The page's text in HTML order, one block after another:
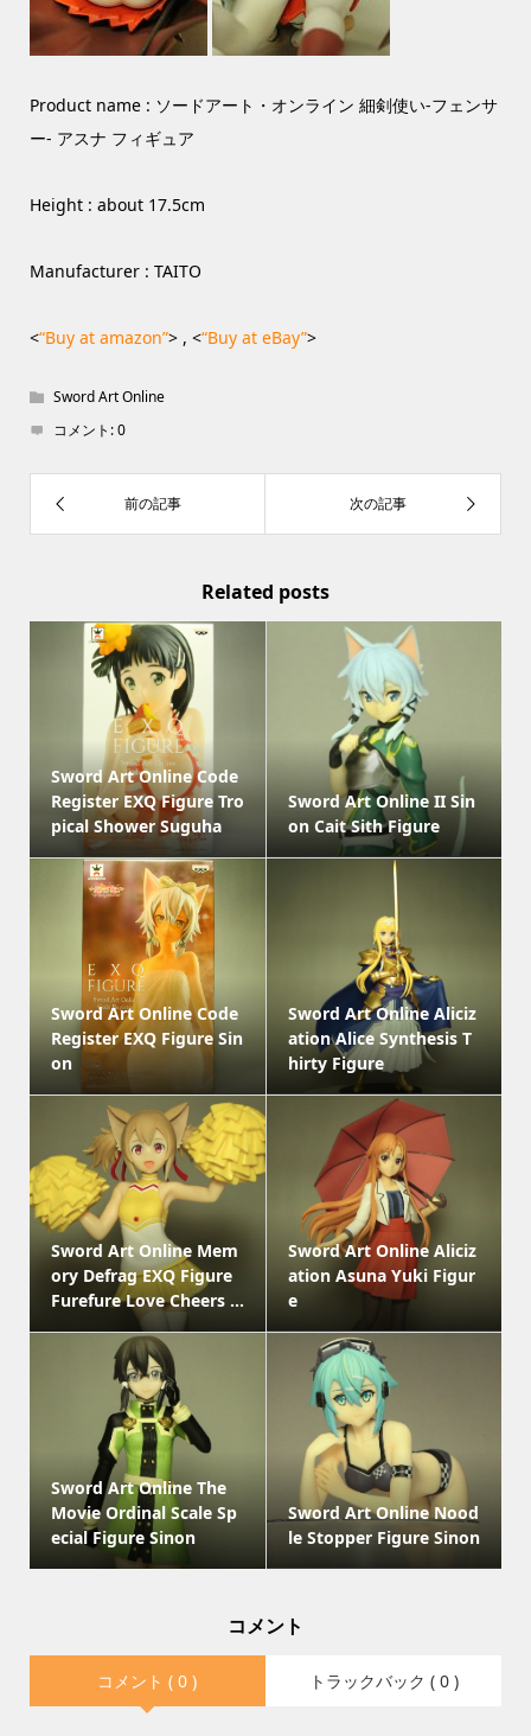
Product name : ソードアート・オンライン 細剣使い-フェンサ
ー- アスナ フィギュア
Height : about 17.5cm
Manufacturer : TAITO
<“Buy at amazon”> , <“Buy at eBay”>
Sword Art Online
コメント:0
Related posts
Sword Art Online Code
Register EXQ Figure Tro
pical Shower Suguha
Sword Art Online II Sin
on Cait Sith Figure
Sword Art Online Code
Register EXQ Figure Sin
on
Sword Art Online Aliciz
ation Alice Synthesis T
hirty Figure
Sword Art Online Mem
ory Defrag EXQ Figure
Furefure Love Cheers ...
Sword Art Online Aliciz
ation Asuna Yuki Figur
e
Sword Art Online The
Movie Ordinal Scale Sp
ecial Figure Sinon
Sword Art Online Nood
le Stopper Figure Sinon
コメント
コメント ( 0 ) トラックバック ( 0 )